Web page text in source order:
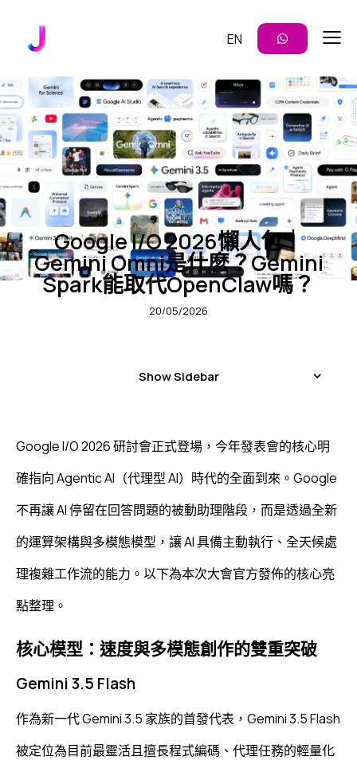
EN
未分類
Google I/O 2026懶人包｜
Gemini Omni是什麼？Gemini
Spark能取代OpenClaw嗎？
20/05/2026
Google I/O 2026 研討會正式登場，今年發表會的核心明
確指向 Agentic AI（代理型 AI）時代的全面到來。Google
不再讓 AI 停留在回答問題的被動助理階段，而是透過全新
的運算架構與多模態模型，讓 AI 具備主動執行、全天候處
理複雜工作流的能力。以下為本次大會官方發佈的核心亮
點整理。
核心模型：速度與多模態創作的雙重突破
Gemini 3.5 Flash
作為新一代 Gemini 3.5 家族的首發代表，Gemini 3.5 Flash
被定位為目前最靈活且擅長程式編碼、代理任務的輕量化
Show Sidebar